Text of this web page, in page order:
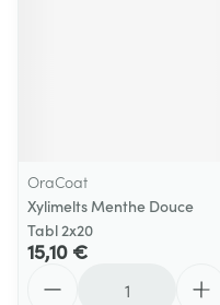
OraCoat
Xylimelts Menthe Douce
Tabl 2x20
15,10 €